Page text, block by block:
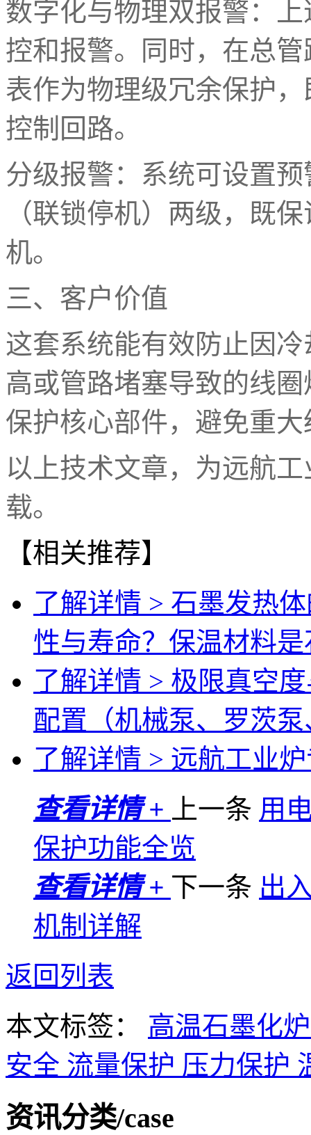
数字化与物理双报警：
控和报警。同时，在总
表作为物理级冗余保护，
控制回路。
分级报警：系统可设置
（联锁停机）两级，既
机。
三、客户价值
这套系统能有效防止因
高或管路堵塞导致的线
保护核心部件，避免重
以上技术文章，为远航
载。
【相关推荐】
了解详情 > 石墨发热
性与寿命？保温材料
了解详情 > 极限真空
配置（机械泵、罗茨
了解详情 > 远航工业
查看详情 +
上一条 用
保护功能全览
查看详情 + 下一条 出
机制详解
返回列表
本文标签： 高温石墨化
安全 流量保护 压力保护
资讯分类/case